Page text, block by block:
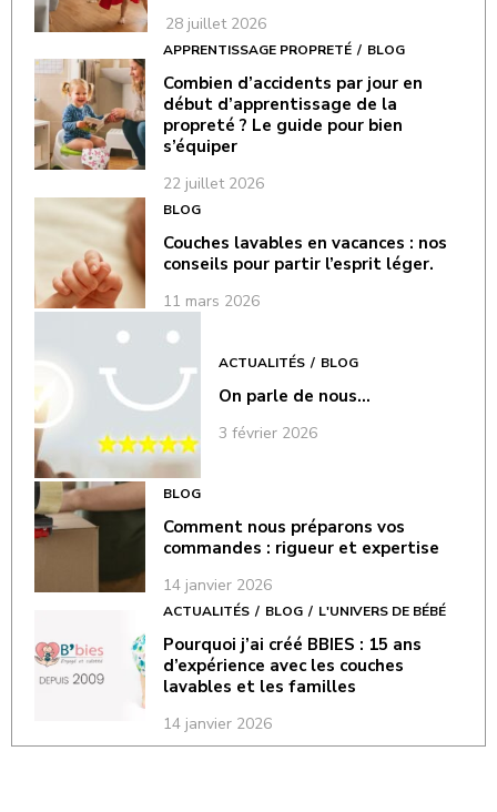
28 juillet 2026
APPRENTISSAGE PROPRETÉ BLOG
Combien d’accidents par jour en
début d’apprentissage de la
propreté ? Le guide pour bien
s’équiper
22 juillet 2026
BLOG
Couches lavables en vacances : nos
conseils pour partir l’esprit léger.
11 mars 2026
ACTUALITÉS BLOG
On parle de nous…
3 février 2026
BLOG
Comment nous préparons vos
commandes : rigueur et expertise
14 janvier 2026
ACTUALITÉS BLOG L'UNIVERS DE BÉBÉ
Pourquoi j’ai créé BBIES : 15 ans
d’expérience avec les couches
lavables et les familles
14 janvier 2026